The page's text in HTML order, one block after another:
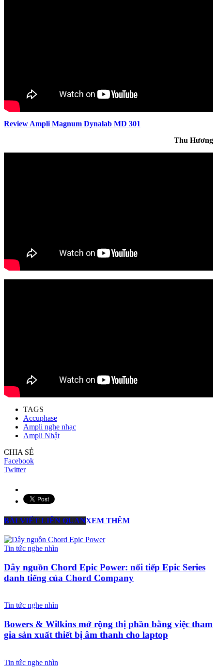
Review Ampli Magnum Dynalab MD 301
Thu Hương
TAGS
Accuphase
Ampli nghe nhạc
Ampli Nhật
CHIA SẺ
Facebook
Twitter
BÀI VIẾT LIÊN QUANXEM THÊM
Tin tức nghe nhìn
Dây nguồn Chord Epic Power: nối tiếp Epic Series
danh tiếng của Chord Company
Tin tức nghe nhìn
Bowers & Wilkins mở rộng thị phần bằng việc tham
gia sản xuất thiết bị âm thanh cho laptop
Tin tức nghe nhìn